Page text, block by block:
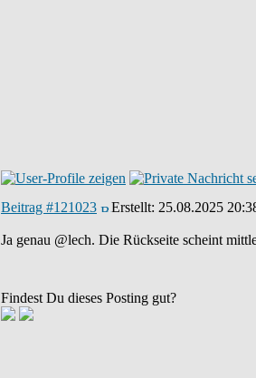
Beitrag #121023 Erstellt: 25.08.2025
Ja genau @lech. Die Rückseite scheint
Findest Du dieses Posting gut?